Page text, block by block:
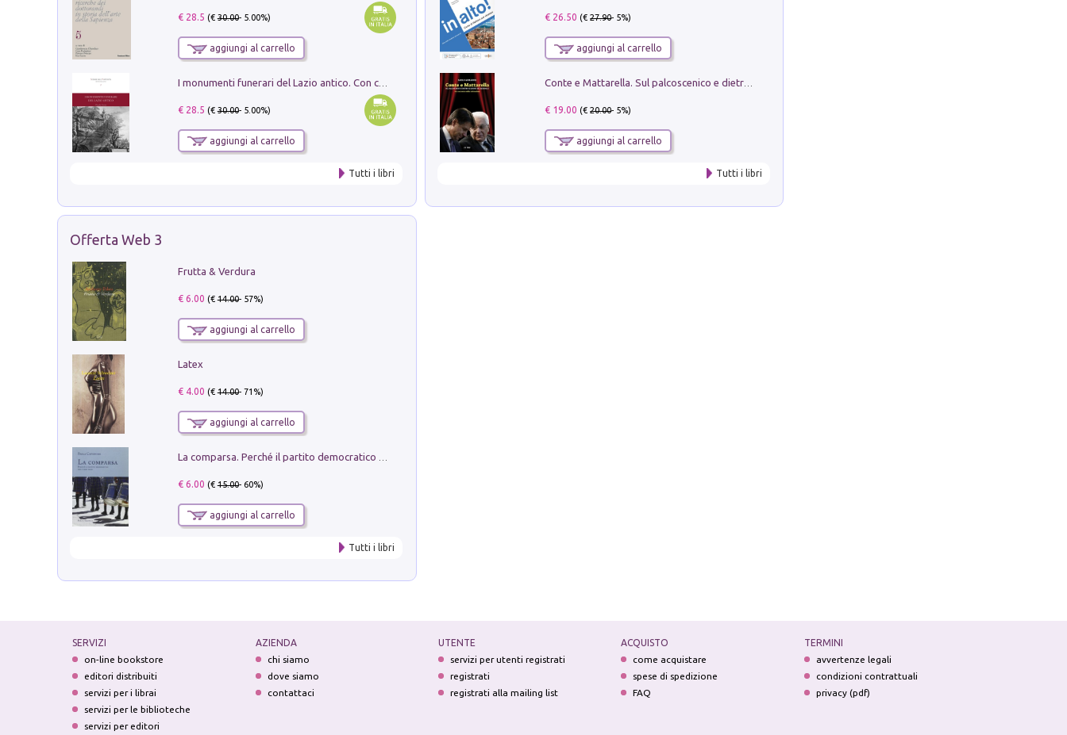
€ 28.5 (€30.00- 5.00%)
aggiungi al carrello
I monumenti funerari del Lazio antico. Con cartella con tavole
€ 28.5 (€30.00- 5.00%)
aggiungi al carrello
Tutti i libri
€ 26.50 (€27.90- 5%)
aggiungi al carrello
€ 19.00 (€20.00- 5%)
aggiungi al carrello
Tutti i libri
Offerta Web 3
Frutta & Verdura
€ 6.00 (€14.00- 57%)
aggiungi al carrello
Latex
€ 4.00 (€14.00- 71%)
aggiungi al carrello
€ 6.00 (€15.00- 60%)
aggiungi al carrello
Tutti i libri
SERVIZI
on-line bookstore
editori distribuiti
servizi per i librai
servizi per le biblioteche
servizi per editori
AZIENDA
chi siamo
dove siamo
contattaci
UTENTE
servizi per utenti registrati
registrati
registrati alla mailing list
ACQUISTO
come acquistare
spese di spedizione
FAQ
TERMINI
avvertenze legali
condizioni contrattuali
privacy (pdf)